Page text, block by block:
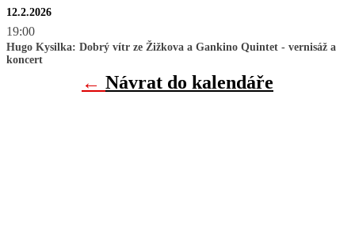
12.2.2026
19:00
Hugo Kysilka: Dobrý vítr ze Žižkova a Gankino Quintet - vernisáž a
koncert
← Návrat do kalendáře